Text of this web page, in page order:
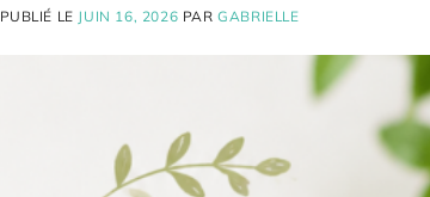
PUBLIÉ LE JUIN 16, 2026 PARGABRIELLE